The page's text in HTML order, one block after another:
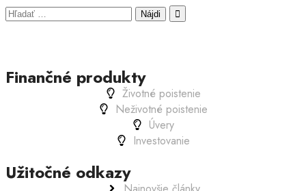
Finančné produkty
Životné poistenie
Neživotné poistenie
Úvery
Investovanie
Užitočné odkazy